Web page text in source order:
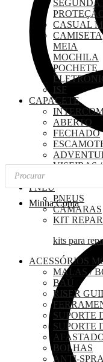
Pesquisar
produtos
Minha Conta
SEGUNDA
CASUAL
CAMISETA
MEIA
MOCHILA
POCHETE
ISF
CAPACETE
ABERTO
FECHADO
VISEIRAS
PNEU
PNEUS
CAMARAS
KIT
kits para
ACESSÓRIOS
MALAS /
BAÚ
RISER
SUPORTE
SUPORTE
BOLHAS
ANTI-